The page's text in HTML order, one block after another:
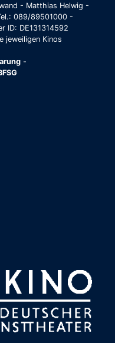
- Matthias Helwig -
089/89501000 -
ID: DE131314592
jeweiligen Kinos
-